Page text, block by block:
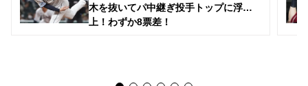
木を抜いてパ中継ぎ投手トップに浮
上！わずか8票差！